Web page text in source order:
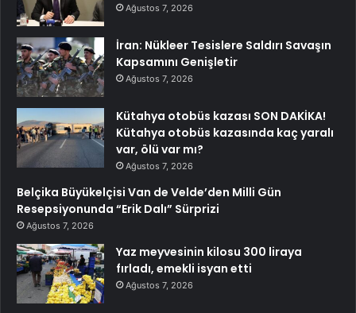
Ağustos 7, 2026
İran: Nükleer Tesislere Saldırı Savaşın
Kapsamını Genişletir
Ağustos 7, 2026
Kütahya otobüs kazası SON DAKİKA!
Kütahya otobüs kazasında kaç yaralı
var, ölü var mı?
Ağustos 7, 2026
Belçika Büyükelçisi Van de Velde’den Milli Gün
Resepsiyonunda “Erik Dalı” Sürprizi
Ağustos 7, 2026
Yaz meyvesinin kilosu 300 liraya
fırladı, emekli isyan etti
Ağustos 7, 2026